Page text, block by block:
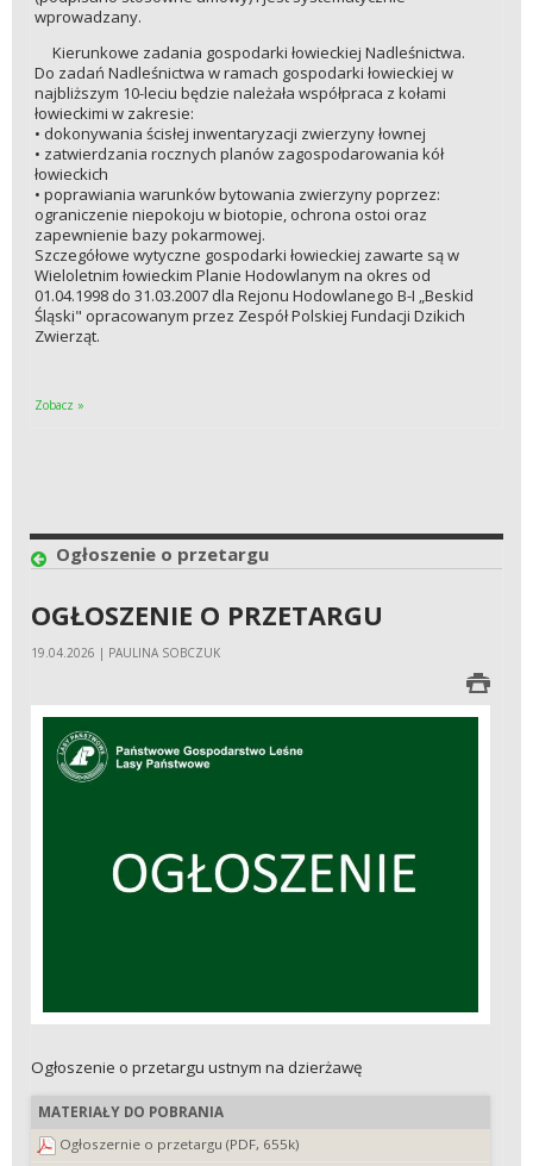
wprowadzany.
Kierunkowe zadania gospodarki łowieckiej Nadleśnictwa.
Do zadań Nadleśnictwa w ramach gospodarki łowieckiej w
najbliższym 10-leciu będzie należała współpraca z kołami
łowieckimi w zakresie:
• dokonywania ścisłej inwentaryzacji zwierzyny łownej
• zatwierdzania rocznych planów zagospodarowania kół
łowieckich
• poprawiania warunków bytowania zwierzyny poprzez:
ograniczenie niepokoju w biotopie, ochrona ostoi oraz
zapewnienie bazy pokarmowej.
Szczegółowe wytyczne gospodarki łowieckiej zawarte są w
Wieloletnim łowieckim Planie Hodowlanym na okres od
01.04.1998 do 31.03.2007 dla Rejonu Hodowlanego B-I „Beskid
Śląski" opracowanym przez Zespół Polskiej Fundacji Dzikich
Zwierząt.
Zobacz »
Ogłoszenie o przetargu
OGŁOSZENIE O PRZETARGU
19.04.2026 | PAULINA SOBCZUK
Ogłoszenie o przetargu ustnym na dzierżawę
MATERIAŁY DO POBRANIA
Ogłoszernie o przetargu (PDF, 655k)